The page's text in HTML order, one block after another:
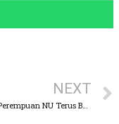
NEXT
Deklarasi Perempuan NU Terus Bermunculan, Kini di Kecamatan Beji Pasuruan, Gus Muhaimin Presiden RI 2024